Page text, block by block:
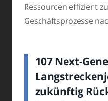
Ressourcen effizient
Geschäftsprozesse
107 Next-
zukünftig